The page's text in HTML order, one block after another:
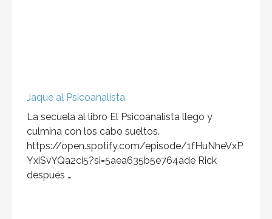
Jaque al Psicoanalista
La secuela al libro El Psicoanalista llego y
culmina con los cabo sueltos.
https://open.spotify.com/episode/1fHuNheVxP
YxiSvYQa2ci5?si=5aea635b5e764ade Rick
después …